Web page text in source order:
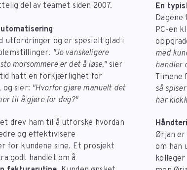
del av teamet siden 2007.
utfordringer og er spesielt glad i
"Jo vanskeligere
morsommere er det å løse,"sier
hatt en forkjærlighet for
og sier: "Hvorfor gjøre manuelt det
til å gjøre for deg?"
drev ham til å utforske hvordan
og effektivisere
for kundene sine. Et prosjekt
godt handlet om å
En
PC-en
med
handler
Timene
så
har
Ørjan er
om han